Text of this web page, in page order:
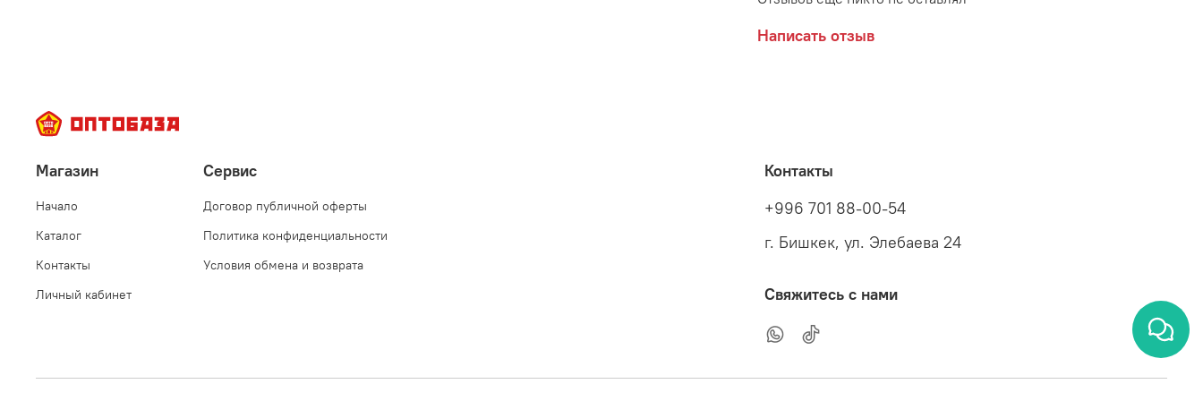
Написать отзыв
Магазин
Начало
Каталог
Контакты
Личный кабинет
Сервис
Договор публичной оферты
Политика конфиденциальности
Условия обмена и возврата
Контакты
+996 701 88-00-54
г. Бишкек, ул. Элебаева 24
Свяжитесь с нами